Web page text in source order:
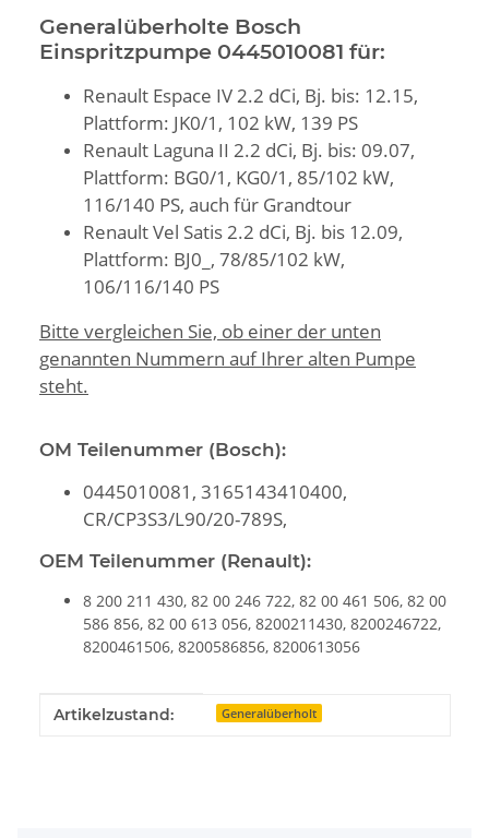
Generalüberholte Bosch
Einspritzpumpe 0445010081 für:
Renault Espace IV 2.2 dCi, Bj. bis: 12.15,
Plattform: JK0/1, 102 kW, 139 PS
Renault Laguna II 2.2 dCi, Bj. bis: 09.07,
Plattform: BG0/1, KG0/1, 85/102 kW,
116/140 PS, auch für Grandtour
Renault Vel Satis 2.2 dCi, Bj. bis 12.09,
Plattform: BJ0_, 78/85/102 kW,
106/116/140 PS
Bitte vergleichen Sie, ob einer der unten
genannten Nummern auf Ihrer alten Pumpe
steht.
OM Teilenummer (Bosch):
0445010081, 3165143410400,
CR/CP3S3/L90/20-789S,
OEM Teilenummer (Renault):
8 200 211 430, 82 00 246 722, 82 00 461 506, 82 00
586 856, 82 00 613 056, 8200211430, 8200246722,
8200461506, 8200586856, 8200613056
Produkteigenschaft
Wert
Artikelzustand: Generalüberholt